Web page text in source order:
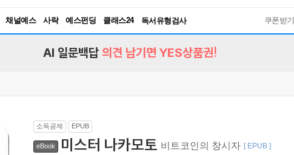
채널예스 사락 예스펀딩 클래스24
독서유형검사
RBTI Lab
쿠폰받기
AI 일문백답 의견 남기면 YES상품권!
소득공제 EPUB
eBook 미스터 나카모토 비트코인의 창시자 [ EPUB ]